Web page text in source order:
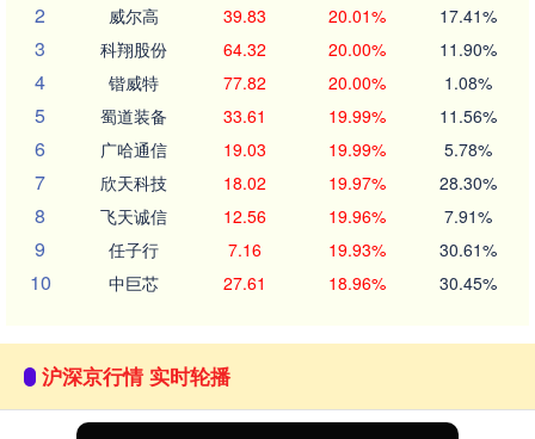
2 威尔高 39.83 20.01% 17.41%
3 科翔股份 64.32 20.00% 11.90%
4 锴威特 77.82 20.00% 1.08%
5 蜀道装备 33.61 19.99% 11.56%
6 广哈通信 19.03 19.99% 5.78%
7 欣天科技 18.02 19.97% 28.30%
8 飞天诚信 12.56 19.96% 7.91%
9 任子行 7.16 19.93% 30.61%
10 中巨芯 27.61 18.96% 30.45%
沪深京行情 实时轮播